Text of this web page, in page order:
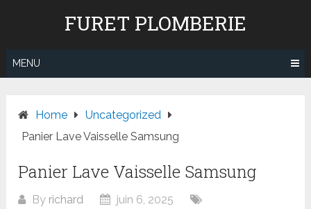
FURET PLOMBERIE
MENU
Home
Uncategorized
Panier Lave Vaisselle Samsung
Panier Lave Vaisselle Samsung
By richard
juin 6, 2025